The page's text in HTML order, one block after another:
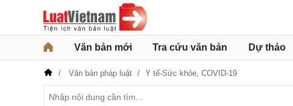
Văn bản mới Tra cứu văn bản Dự thảo
Văn bản pháp luật Y tế-Sức khỏe, COVID-19